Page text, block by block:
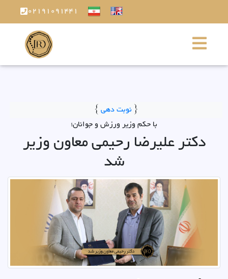
02191091441
{ نوبت دهی }
با حکم وزیر ورزش و جوانان؛
دکتر علیرضا رحیمی معاون وزیر
شد